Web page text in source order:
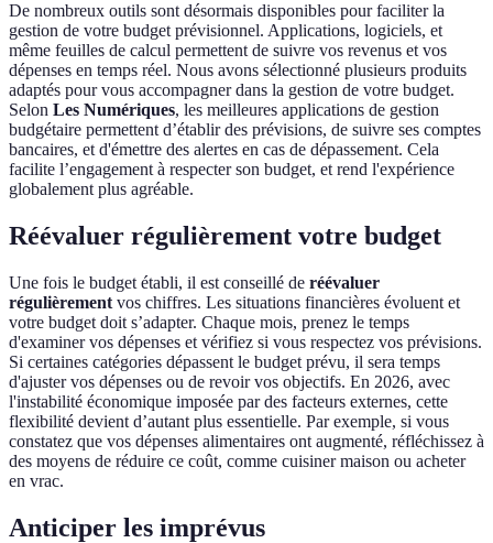
De nombreux outils sont désormais disponibles pour faciliter la
gestion de votre budget prévisionnel. Applications, logiciels, et
même feuilles de calcul permettent de suivre vos revenus et vos
dépenses en temps réel. Nous avons sélectionné plusieurs produits
adaptés pour vous accompagner dans la gestion de votre budget.
Selon Les Numériques, les meilleures applications de gestion
budgétaire permettent d’établir des prévisions, de suivre ses comptes
bancaires, et d'émettre des alertes en cas de dépassement. Cela
facilite l’engagement à respecter son budget, et rend l'expérience
globalement plus agréable.
Réévaluer régulièrement votre budget
Une fois le budget établi, il est conseillé de réévaluer
régulièrement vos chiffres. Les situations financières évoluent et
votre budget doit s’adapter. Chaque mois, prenez le temps
d'examiner vos dépenses et vérifiez si vous respectez vos prévisions.
Si certaines catégories dépassent le budget prévu, il sera temps
d'ajuster vos dépenses ou de revoir vos objectifs. En 2026, avec
l'instabilité économique imposée par des facteurs externes, cette
flexibilité devient d’autant plus essentielle. Par exemple, si vous
constatez que vos dépenses alimentaires ont augmenté, réfléchissez à
des moyens de réduire ce coût, comme cuisiner maison ou acheter
en vrac.
Anticiper les imprévus